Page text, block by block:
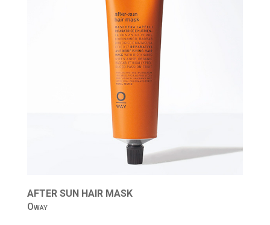
AFTER SUN HAIR MASK
Oway